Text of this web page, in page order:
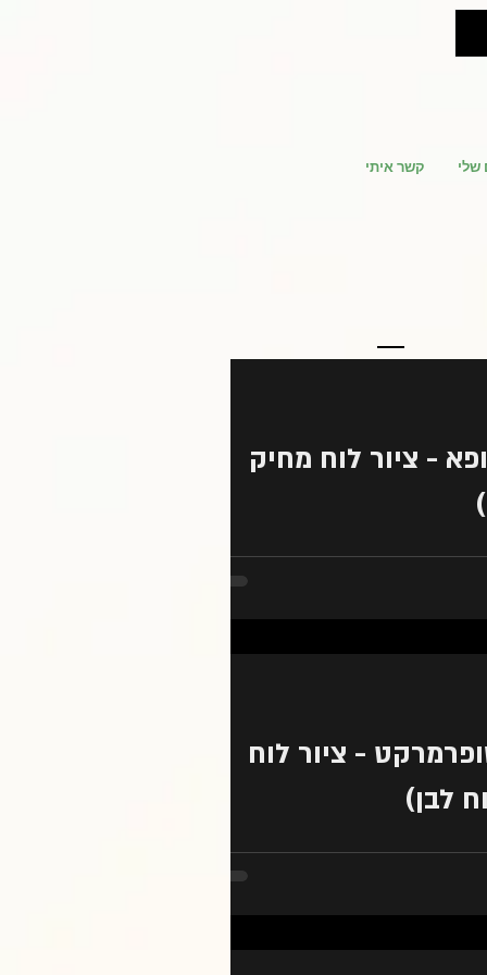
קשר איתי שלי
- ציור לוח מחיק
הם במסגרת קמפיין לשיווק אזור מסויים
- ציור לוח
לבן)